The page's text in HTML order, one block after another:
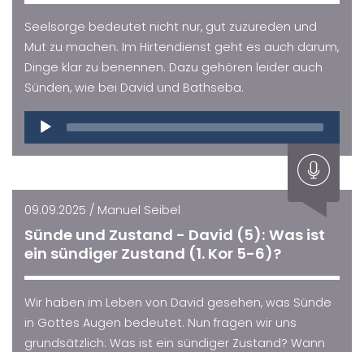
Seelsorge bedeutet nicht nur, gut zuzureden und
Mut zu machen. Im Hirtendienst geht es auch darum,
Dinge klar zu benennen. Dazu gehören leider auch
Sünden, wie bei David und Bathseba.
Audio
Player
09.09.2025 / Manuel Seibel
Sünde und Zustand - David (5): Was ist
ein sündiger Zustand (1. Kor 5-6)?
Wir haben im Leben von David gesehen, was Sünde
in Gottes Augen bedeutet. Nun fragen wir uns
grundsätzlich: Was ist ein sündiger Zustand? Wann